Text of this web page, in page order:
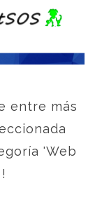
entre más
'Web